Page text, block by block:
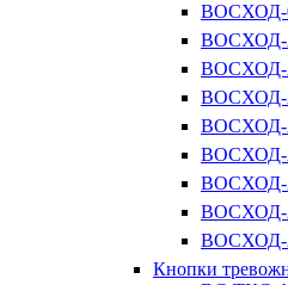
ВОСХОД-
ВОСХОД-
ВОСХОД-
ВОСХОД-
ВОСХОД-
ВОСХОД-
Кнопки